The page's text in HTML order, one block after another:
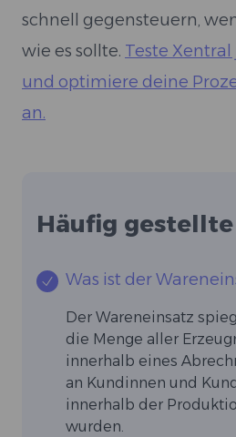
schnell gegensteuern,
wie es sollte. Teste
und optimiere deine
an.
Häufig
Was ist der
Der Wareneinsatz
die Menge aller
innerhalb eines
an Kundinnen und
innerhalb der
wurden.